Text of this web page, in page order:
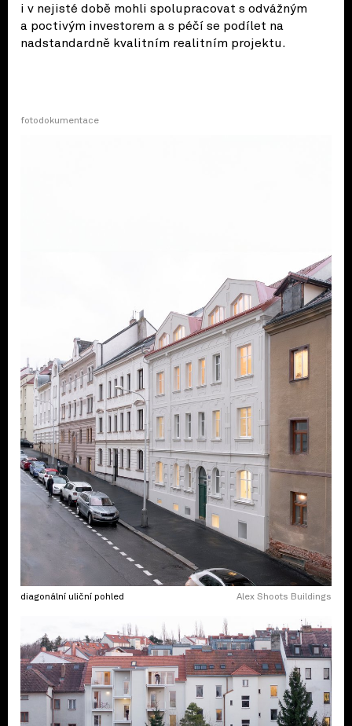
i v nejisté době mohli spolupracovat s odvážným
a poctivým investorem a s péčí se podílet na
nadstandardně kvalitním realitním projektu.
fotodokumentace
diagonální uliční pohled Alex Shoots Buildings